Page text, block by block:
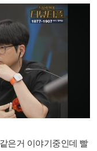
은거 이야기중인데 빨